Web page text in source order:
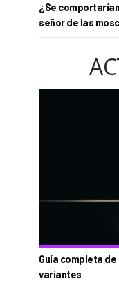
¿Se
señor de las
Guía completa
variantes